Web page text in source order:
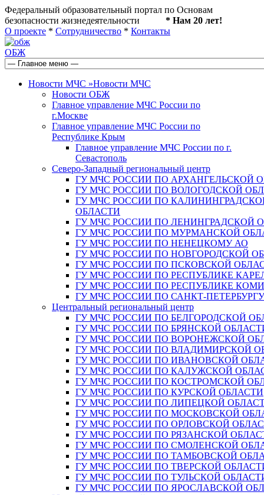
Федеральный образовательный портал по Основам
безопасности жизнедеятельности * Нам 20 лет!
О проекте * Сотрудничество * Контакты
ОБЖ
Новости МЧС »Новости МЧС
Новости ОБЖ
Главное управление МЧС России по
г.Москве
Главное управление МЧС России по
Республике Крым
Главное управление МЧС России по г.
Севастополь
Северо-Западный региональный центр
ГУ МЧС РОССИИ ПО АРХАНГЕЛЬСКОЙ
ГУ МЧС РОССИИ ПО ВОЛОГОДСКОЙ
ГУ МЧС РОССИИ ПО
ОБЛАСТИ
ГУ МЧС РОССИИ ПО ЛЕНИНГРАДСКОЙ
ГУ МЧС РОССИИ ПО МУРМАНСКОЙ
ГУ МЧС РОССИИ ПО НЕНЕЦКОМУ АО
ГУ МЧС РОССИИ ПО НОВГОРОДСКОЙ
ГУ МЧС РОССИИ ПО ПСКОВСКОЙ
ГУ МЧС РОССИИ ПО РЕСПУБЛИКЕ
ГУ МЧС РОССИИ ПО РЕСПУБЛИКЕ КОМИ
ГУ МЧС РОССИИ ПО САНКТ-ПЕТЕРБУРГУ
Центральный региональный центр
ГУ МЧС РОССИИ ПО БЕЛГОРОДСКОЙ
ГУ МЧС РОССИИ ПО БРЯНСКОЙ
ГУ МЧС РОССИИ ПО ВОРОНЕЖСКОЙ
ГУ МЧС РОССИИ ПО ВЛАДИМИРСКОЙ
ГУ МЧС РОССИИ ПО ИВАНОВСКОЙ
ГУ МЧС РОССИИ ПО КАЛУЖСКОЙ
ГУ МЧС РОССИИ ПО КОСТРОМСКОЙ
ГУ МЧС РОССИИ ПО КУРСКОЙ ОБЛАСТИ
ГУ МЧС РОССИИ ПО ЛИПЕЦКОЙ
ГУ МЧС РОССИИ ПО МОСКОВСКОЙ
ГУ МЧС РОССИИ ПО ОРЛОВСКОЙ
ГУ МЧС РОССИИ ПО РЯЗАНСКОЙ
ГУ МЧС РОССИИ ПО СМОЛЕНСКОЙ
ГУ МЧС РОССИИ ПО ТАМБОВСКОЙ
ГУ МЧС РОССИИ ПО ТВЕРСКОЙ
ГУ МЧС РОССИИ ПО ТУЛЬСКОЙ
ГУ МЧС РОССИИ ПО ЯРОСЛАВСКОЙ